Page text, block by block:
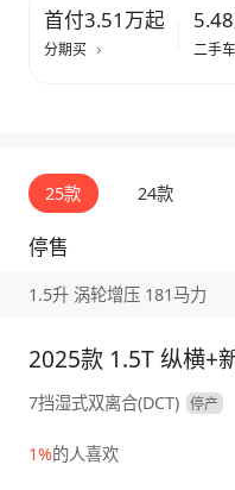
首付3.51万起
分期买 二手车
25款 24款
停售
1.5升 涡轮增压 181马力
2025款 1.5T 纵横+
7挡湿式双离合(DCT) 停产
1%的人喜欢